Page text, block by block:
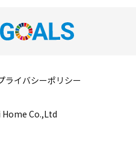
ライバシーポリシー
Co.,Ltd